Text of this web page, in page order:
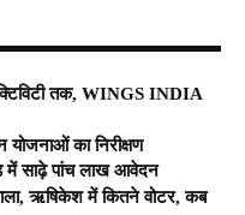
तक, WINGS INDIA
का निरीक्षण
में साढ़े पांच लाख आवेदन
ऋषिकेश में कितने वोटर, कब